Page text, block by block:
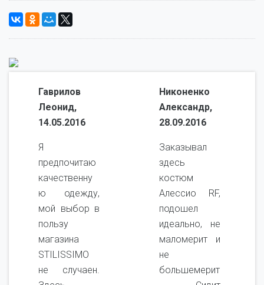
Гаврилов
Леонид,
14.05.2016
Я
предпочитаю
качественну
ю одежду,
мой выбор в
пользу
магазина
STILISSIMO
не случаен.
Никоненко
Александр,
28.09.2016
Заказывал
здесь
костюм
Алессио RF,
подошел
идеально, не
маломерит и
не
большемерит